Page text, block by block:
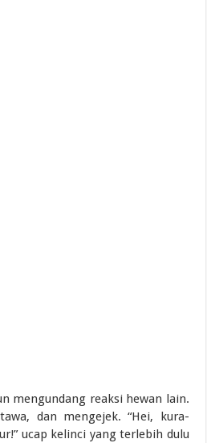
mengundang reaksi hewan lain.
dan mengejek. “Hei, kura-
ucap kelinci yang terlebih dulu